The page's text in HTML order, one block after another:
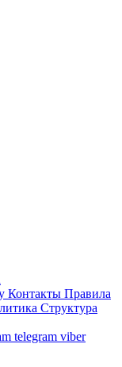
Контакты Правила
Структура
telegram viber